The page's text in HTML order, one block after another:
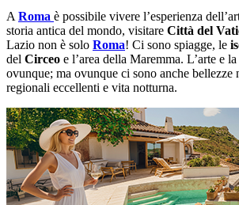
A Roma è possibile vivere l’esperienza
storia antica del mondo, visitare Città del
Lazio non è solo Roma! Ci sono spiagge, le
del Circeo e l’area della Maremma. L’arte e
ovunque; ma ovunque ci sono anche bellezze
regionali eccellenti e vita notturna.